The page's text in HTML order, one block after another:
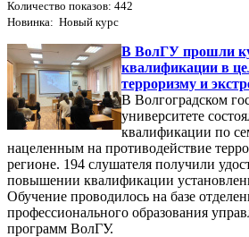
Количество показов: 442
Новинка: Новый курс
В ВолГУ прошли
квалификации в
терроризму и
В Волгоградском
университете
квалификации по
нацеленным на противодействие
регионе. 194 слушателя получили
повышении квалификации
Обучение проводилось на базе
профессионального образования
программ ВолГУ.